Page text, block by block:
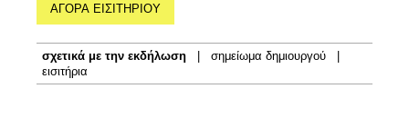
ΑΓΟΡΑ ΕΙΣΙΤΗΡΙΟΥ
σχετικά με την εκδήλωση | σημείωμα δημιουργού
|
εισιτήρια